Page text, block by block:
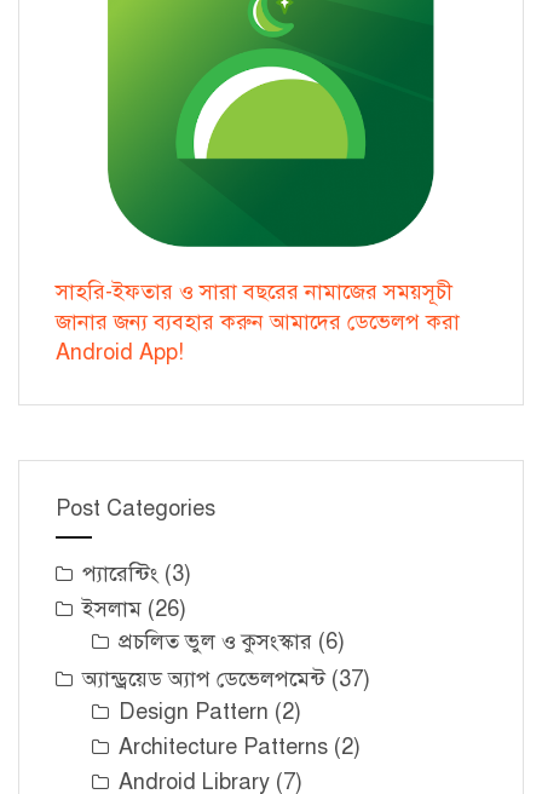
সাহরি-ইফতার ও সারা বছরের নামাজের সময়সূচী
জানার জন্য ব্যবহার করুন আমাদের ডেভেলপ করা
Android App!
Post Categories
প্যারেন্টিং (3)
ইসলাম (26)
প্রচলিত ভুল ও কুসংস্কার (6)
অ্যান্ড্রয়েড অ্যাপ ডেভেলপমেন্ট(37)
Design Pattern (2)
Architecture Patterns (2)
Android Library (7)